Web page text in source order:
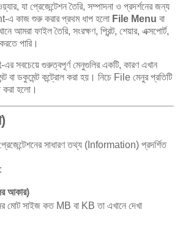
যা প্রেজেন্টেশন তৈরি, সম্পাদনা ও প্রদর্শনের জন্য
কাজ শুরু করার প্রথম ধাপ হলো File Menu বা
আমরা ফাইল তৈরি, সংরক্ষণ, প্রিন্ট, শেয়ার, এক্সপোর্ট,
পারি।
সবচেয়ে গুরুত্বপূর্ণ মেনুগুলির একটি, কারণ এখান
বা ডকুমেন্ট কন্ট্রোল করা হয়। নিচে File মেনুর প্রতিটি
করা হলো।
সাধারণ তথ্য (Information) প্রদর্শিত
আকার)
মোট সাইজ কত MB বা KB তা এখানে দেখা